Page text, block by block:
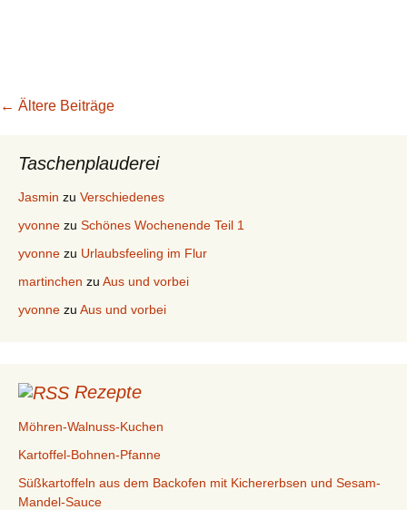
Beitragsnavigation
← Ältere Beiträge
Taschenplauderei
Jasmin zu Verschiedenes
yvonne zu Schönes Wochenende Teil 1
yvonne zu Urlaubsfeeling im Flur
martinchen zu Aus und vorbei
yvonne zu Aus und vorbei
Rezepte
Möhren-Walnuss-Kuchen
Kartoffel-Bohnen-Pfanne
Süßkartoffeln aus dem Backofen mit Kichererbsen und Sesam-
Mandel-Sauce